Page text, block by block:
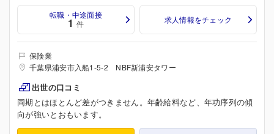
転職・中途面接
1 件 求人情報をチェック
保険業
千葉県浦安市入船1-5-2 NBF新浦安タワー
出世の口コミ
同期とはほとんど差がつきません。年齢給料など、年功序列の傾
向が強いとおもいます。